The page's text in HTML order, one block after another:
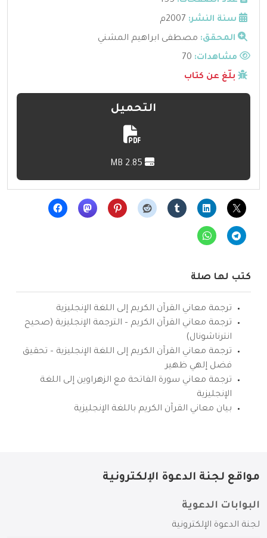
سنة النشر: 2007م
المحقق: مصطفى ابراهيم المشني
مشاهدات:
بلّغ عن كتاب
التحميل
كتب لها صلة
ترجمة معاني القرآن الكريم إلى اللغة الإنجليزية
ترجمة معاني القرآن الكريم – الترجمة الإنجليزية (صحيح
انترناشونال)
ترجمة معاني القرآن الكريم إلى اللغة الإنجليزية – تحقيق
فضل إلهي ظهير
ترجمة معاني سورة الفاتحة مع الزهراوين إلى اللغة
الإنجليزية
بيان معاني القرآن الكريم باللغة الإنجليزية
مواقع لجنة الدعوة الإلكترونية
البوابات الدعوية
لجنة الدعوة الإلكترونية